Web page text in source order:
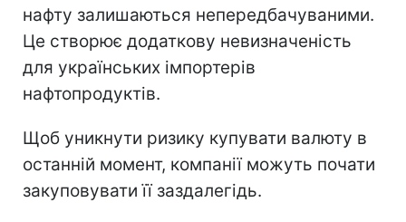
нафту залишаються непередбачуваними.
Це створює додаткову невизначеність
для українських імпортерів
нафтопродуктів.
Щоб уникнути ризику купувати валюту в
останній момент, компанії можуть почати
закуповувати її заздалегідь.